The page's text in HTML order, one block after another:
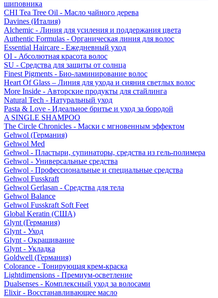
шиповника
CHI Tea Tree Oil - Масло чайного дерева
Davines (Италия)
Alchemic - Линия для усиления и поддержания цвета
Authentic Formulas - Органическая линия для волос
Essential Haircare - Eжедневный уход
OI - Абсолютная красота волос
SU - Средства для защиты от солнца
Finest Pigments - Био-ламинирование волос
Heart Of Glass – Линия для ухода и сияния светлых волос
More Inside - Авторские продукты для стайлинга
Natural Tech - Натуральный уход
Pasta & Love - Идеальное бритье и уход за бородой
A SINGLE SHAMPOO
The Circle Chronicles - Маски с мгновенным эффектом
Gehwol (Германия)
Gehwol Med
Gehwol - Пластыри, супинаторы, средства из гель-полимера
Gehwol - Универсальные средства
Gehwol - Профессиональные и специальные средства
Gehwol Fusskraft
Gehwol Gerlasan - Средства для тела
Gehwol Balance
Gehwol Fusskraft Soft Feet
Global Keratin (США)
Glynt (Германия)
Glynt - Уход
Glynt - Окрашивание
Glynt - Укладка
Goldwell (Германия)
Colorance - Тонирующая крем-краска
Lightdimensions - Премиум-осветление
Dualsenses - Комплексный уход за волосами
Elixir - Восстанавливающее масло